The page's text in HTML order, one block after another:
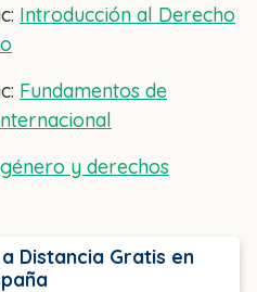
Introducción al Derecho
Fundamentos de
y derechos
Distancia Gratis en